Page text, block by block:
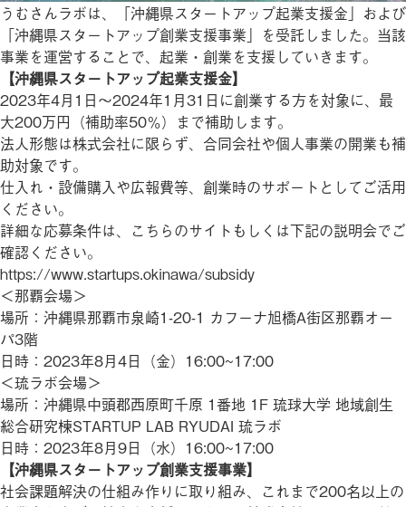
うむさんラボは、「沖縄県スタートアップ起業支援金」および
「沖縄県スタートアップ創業支援事業」を受託しました。当該
事業を運営することで、起業・創業を支援していきます。
【沖縄県スタートアップ起業支援金】
2023年4月1日～2024年1月31日に創業する方を対象に、最
大200万円（補助率50％）まで補助します。
法人形態は株式会社に限らず、合同会社や個人事業の開業も補
助対象です。
仕入れ・設備購入や広報費等、創業時のサポートとしてご活用
ください。
詳細な応募条件は、こちらのサイトもしくは下記の説明会でご
確認ください。
https://www.startups.okinawa/subsidy
＜那覇会場＞
場所：沖縄県那覇市泉崎1-20-1 カフーナ旭橋A街区那覇オー
パ3階
日時：2023年8月4日（金）16:00~17:00
＜琉ラボ会場＞
場所：沖縄県中頭郡西原町千原 1番地 1F 琉球大学 地域創生
総合研究棟STARTUP LAB RYUDAI 琉ラボ
日時：2023年8月9日（水）16:00~17:00
【沖縄県スタートアップ創業支援事業】
社会課題解決の仕組み作りに取り組み、これまで200名以上の